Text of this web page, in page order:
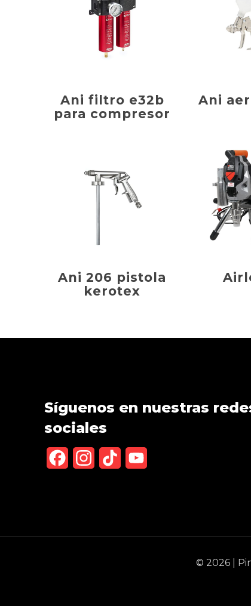
Ani filtro e32b
para compresor
Ani
Ani 206 pistola
kerotex
Síguenos en nuestras
sociales
FacebookInstagram
TikTok
© 2026 |